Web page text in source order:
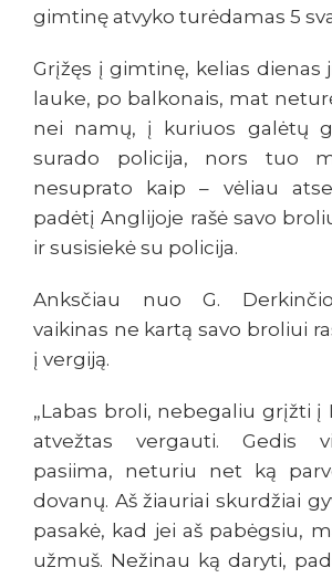
gimtinę atvyko turėdamas 5
Grįžęs į gimtinę, kelias dienas
lauke, po balkonais, mat
nei namų, į kuriuos galėtų
surado policija, nors tuo
nesuprato kaip – vėliau
padėtį Anglijoje rašė savo
ir susisiekė su policija.
Anksčiau nuo G.
vaikinas ne kartą savo broliui
į vergiją.
„Labas broli, nebegaliu grįžti į
atvežtas vergauti. Gedis
pasiima, neturiu net ką
dovanų. Aš žiauriai skurdžiai
pasakė, kad jei aš pabėgsiu,
užmuš. Nežinau ką daryti,